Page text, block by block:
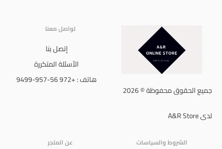
جميع الحقوق محفوظة © 2026
لدى A&R Store
تواصل معنا
إتصل بنا
الأسئلة المتكررة
هاتف : +972 56-957-9499
الشروط والسياسات عن المتجر